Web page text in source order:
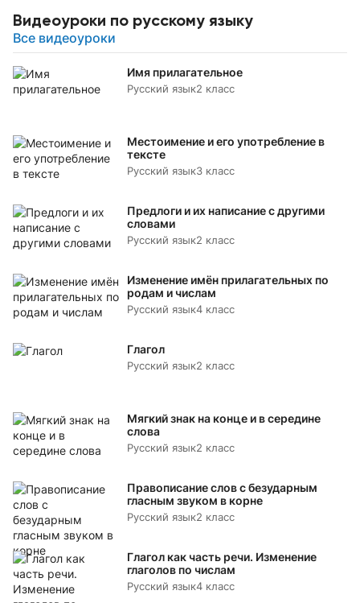
Видеоуроки по русскому языку
Все видеоуроки
Имя прилагательное
Русский язык2 класс
Местоимение и его употребление в
тексте
Русский язык3 класс
Предлоги и их написание с другими
словами
Русский язык2 класс
Изменение имён прилагательных по
родам и числам
Русский язык4 класс
Глагол
Русский язык2 класс
Мягкий знак на конце и в середине
слова
Русский язык2 класс
Правописание слов с безударным
гласным звуком в корне
Русский язык2 класс
Глагол как часть речи. Изменение
глаголов по числам
Русский язык4 класс